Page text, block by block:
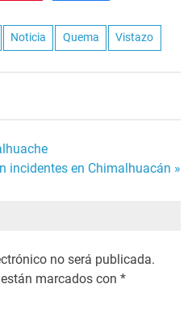
Noticia Quema Vistazo
incidentes en Chimalhuacán »
no será publicada.
marcados con*